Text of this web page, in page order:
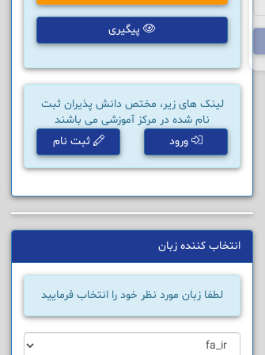
پیگیری
لینک های زیر، مختص دانش پذیران ثبت
نام شده در مرکز آموزشی می باشند
ورود
ثبت نام
انتخاب کننده زبان
لطفا زبان مورد نظر خود را انتخاب فرمایید